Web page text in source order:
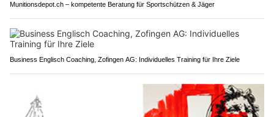
Munitionsdepot.ch – kompetente Beratung für Sportschützen & Jäger
Business Englisch Coaching, Zofingen AG: Individuelles Training für Ihre Ziele